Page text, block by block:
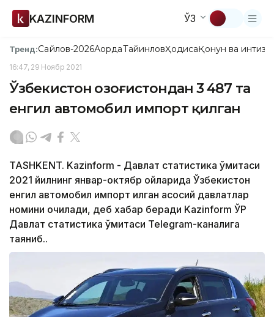
KAZINFORM ЎЗ
Тренд:Сайлов-2026АқордаТайинловҲодисаҚонун ва
16:47, 29 Ноябр 2021
Ўзбекистон Қозоғистондан 3 487 та
енгил автомобил импорт қилган
TASHKENT. Kazinform - Давлат статистика қўмитаси
2021 йилнинг январ-октябр ойларида Ўзбекистон
енгил автомобил импорт қилган асосий давлатлар
номини очиқлади, деб хабар беради Kazinform ЎР
Давлат статистика қўмитаси Telegram-каналига
таяниб..